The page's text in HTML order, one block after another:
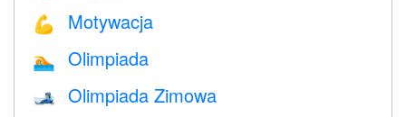
💪 Motywacja
🏊 Olimpiada
🎿 Olimpiada Zimowa